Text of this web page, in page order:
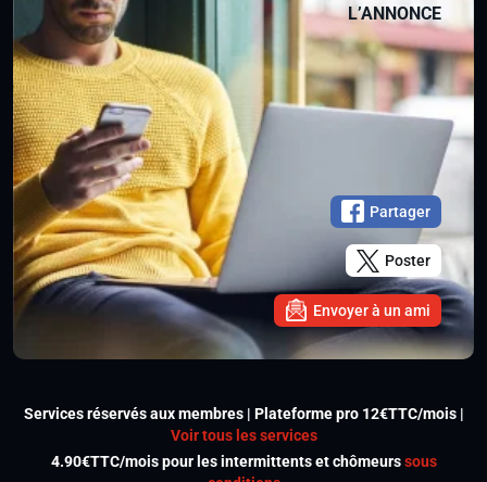
L’ANNONCE
Partager
Poster
Envoyer à un ami
Services réservés aux membres | Plateforme pro 12€TTC/mois |
Voir tous les services
4.90€TTC/mois pour les intermittents et chômeurssous